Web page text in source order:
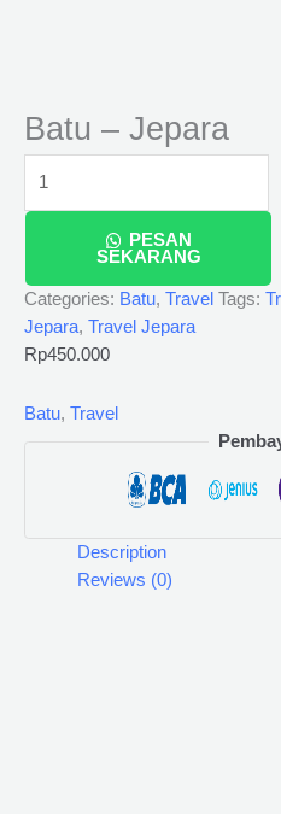
Batu – Jepara
PESAN
SEKARANG
Categories: Batu, Travel Tags:
Jepara, Travel Jepara
Rp450.000
Batu, Travel
Description
Reviews (0)